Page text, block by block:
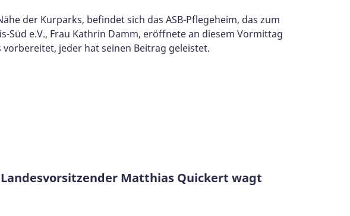
der Kurparks, befindet sich das ASB-Pflegeheim, das zum
Süd e.V., Frau Kathrin Damm, eröffnete an diesem Vormittag
jeder hat seinen Beitrag geleistet.
Matthias Quickert wagt